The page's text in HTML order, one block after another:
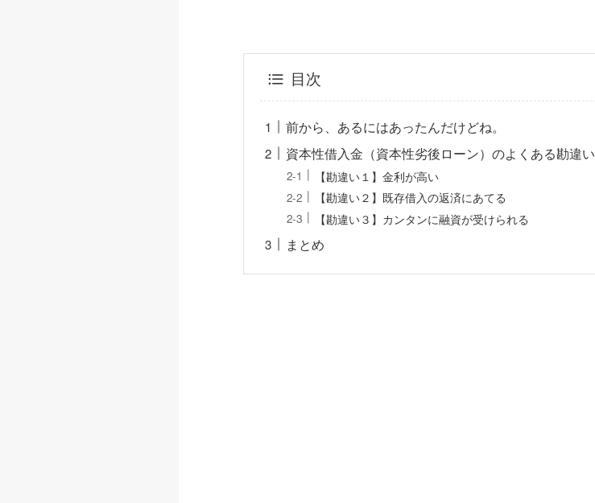
目次
前から、あるにはあったんだけどね。
資本性借入金（資本性劣後ローン）のよくある勘違い
【勘違い１】金利が高い
【勘違い２】既存借入の返済にあてる
【勘違い３】カンタンに融資が受けられる
まとめ